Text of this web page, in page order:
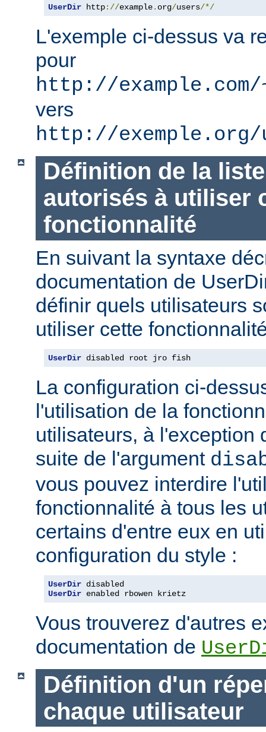
UserDir http://example. org/users/*/
L'exemple ci-dessus va
pour
http://example.com/
vers
http://exemple.org/
Définition de la
autorisés à utiliser
fonctionnalité
En suivant la syntaxe
documentation de
définir quels utilisateurs
utiliser cette
UserDir disabled root jro fish
La configuration ci-
l'utilisation de la
utilisateurs, à l'exception
suite de l'argument
vous pouvez interdire
fonctionnalité à tous les
certains d'entre eux en
configuration du style :
UserDir
UserDir enabled rbowen krietz
Vous trouverez d'autres
documentation de
Définition d'un
chaque utilisateur